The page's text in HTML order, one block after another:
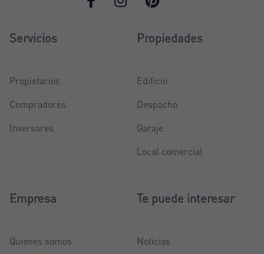
Servicios
Propietarios
Compradores
Inversores
Propiedades
Edificio
Despacho
Garaje
Local comercial
Empresa
Quienes somos
Te puede interesar
Noticias